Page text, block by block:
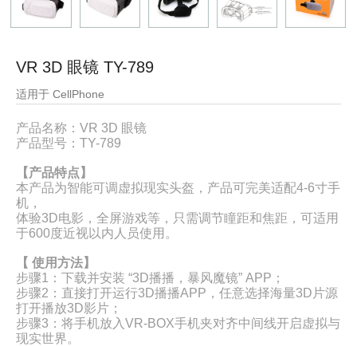
VR 3D 眼镜 TY-789
适用于 CellPhone
产品名称：VR 3D 眼镜
产品型号：TY-789
【产品特点】
本产品为智能可调虚拟现实头盔，产品可完美适配4-6寸手
机，
体验3D电影，全屏游戏等，只需调节瞳距和焦距，可适用
于600度近视以内人员使用。
【 使用方法】
步骤1：下载并安装 “3D播播，暴风魔镜” APP；
步骤2：直接打开运行3D播播APP，任意选择海量3D片源
打开播放3D影片；
步骤3：将手机放入VR-BOX手机夹对齐中间线开启虚拟与
现实世界。